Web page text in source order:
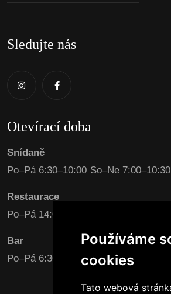
Používáme
cookies
Tato webová
Sledujte nás
Otevírací doba
Snídaně
Po–Pá 6:30–10:00 So–Ne 7:00–10:30
Restaurace
Po–Pá 14:00–22:00 So–Ne
Bar
Po–Pá 6:30–23:00 So–Ne 7:00–11:00